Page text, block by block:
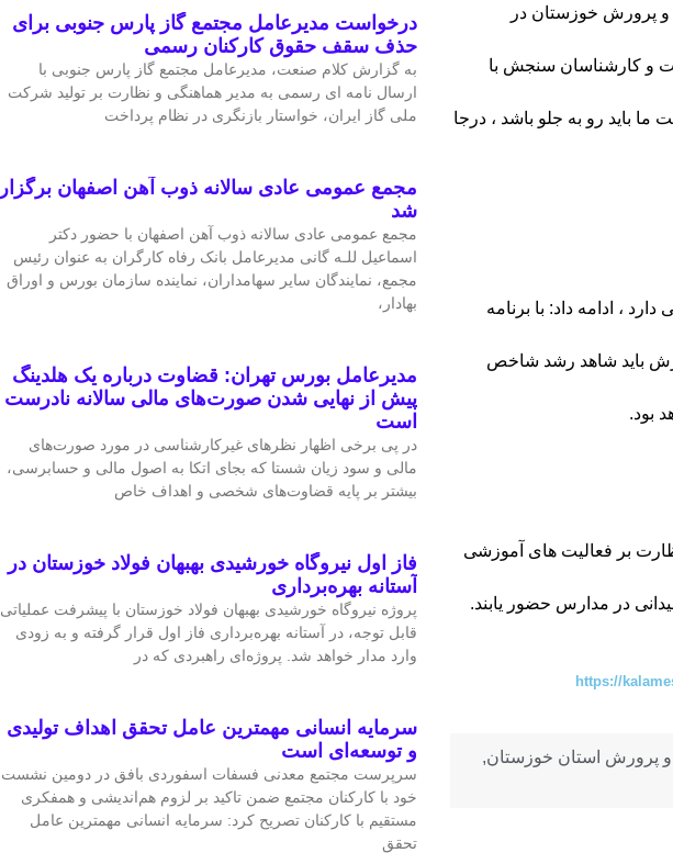
و پرورش خوزستان در
و کارشناسان سنجش با
باید رو به جلو باشد ، درجا
، ادامه داد: با برنامه
باید شاهد رشد شاخص
بود.
بر فعالیت های آموزشی
در مدارس حضور یابند.
https://
پرورش استان خوزستان,
درخواست مدیرعامل مجتمع گاز پارس جنوبی برای
حذف سقف حقوق کارکنان رسمی
به گزارش کلام صنعت، مدیرعامل مجتمع گاز پارس جنوبی با
ارسال نامه ای رسمی به مدیر هماهنگی و نظارت بر تولید شرکت
ملی گاز ایران، خواستار بازنگری در نظام پرداخت
مجمع عمومی عادی سالانه ذوب آهن اصفهان برگزار
شد
مجمع عمومی عادی سالانه ذوب آهن اصفهان با حضور دکتر
اسماعیل للـه گانی مدیرعامل بانک رفاه کارگران به عنوان رئیس
مجمع، نمایندگان سایر سهامداران، نماینده سازمان بورس و اوراق
بهادار،
مدیرعامل بورس تهران: قضاوت درباره یک هلدینگ
پیش از نهایی شدن صورت‌های مالی سالانه نادرست
است
در پی برخی اظهار نظرهای غیرکارشناسی در مورد صورت‌های
مالی و سود زیان شستا که بجای اتکا به اصول مالی و حسابرسی،
بیشتر بر پایه قضاوت‌‌های شخصی و اهداف خاص
فاز اول نیروگاه خورشیدی بهبهان فولاد خوزستان در
آستانه بهره‌برداری
پروژه نیروگاه خورشیدی بهبهان فولاد خوزستان با پیشرفت عملیاتی
قابل‌ توجه، در آستانه بهره‌برداری فاز اول قرار گرفته و به‌ زودی
وارد مدار خواهد شد. پروژه‌ای راهبردی که در
سرمایه انسانی مهمترین عامل تحقق اهداف تولیدی
و توسعه‌ای است
سرپرست مجتمع معدنی فسفات اسفوردی بافق در دومین نشست
خود با کارکنان مجتمع ضمن تاکید بر لزوم هم‌اندیشی و همفکری
مستقیم با کارکنان تصریح کرد: سرمایه انسانی مهمترین عامل
تحقق